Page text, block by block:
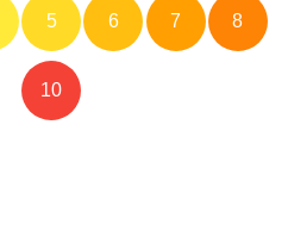
5 6 7 8
10